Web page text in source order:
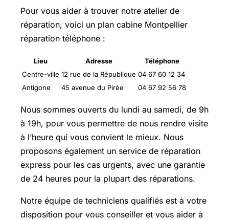
Pour vous aider à trouver notre atelier de
réparation, voici un plan cabine Montpellier
réparation téléphone :
Lieu Adresse
Téléphone
Centre-ville 12 rue de la République 04 67 60 12 34
Antigone
45 avenue du Pirée 04 67 92 56 78
Nous sommes ouverts du lundi au samedi, de 9h
à 19h, pour vous permettre de nous rendre visite
à l’heure qui vous convient le mieux. Nous
proposons également un service de réparation
express pour les cas urgents, avec une garantie
de 24 heures pour la plupart des réparations.
Notre équipe de techniciens qualifiés est à votre
disposition pour vous conseiller et vous aider à